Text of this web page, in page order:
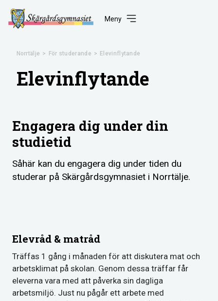
Meny
Norrtälje > För studerande > Elevinflytande
Elevinflytande
Engagera dig under din
studietid
Såhär kan du engagera dig under tiden du
studerar på Skärgårdsgymnasiet i Norrtälje.
Elevråd & matråd
Träffas 1 gång i månaden för att diskutera mat och
arbetsklimat på skolan. Genom dessa träffar får
eleverna vara med att påverka sin dagliga
arbetsmiljö. Just nu pågår ett arbete med